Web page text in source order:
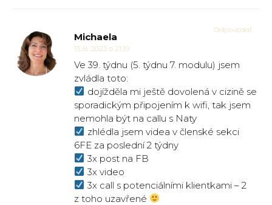
Michaela
13. 8. 2023 o 21:19
Ve 39. týdnu (5. týdnu 7. modulu) jsem
zvládla toto:
dojížděla mi ještě dovolená v cizině se
sporadickým připojením k wifi, tak jsem
nemohla být na callu s Naty
zhlédla jsem videa v členské sekci
6FE za poslední 2 týdny
3x post na FB
3x video
3x call s potenciálními klientkami – 2
z toho uzavřené
Odpovedať